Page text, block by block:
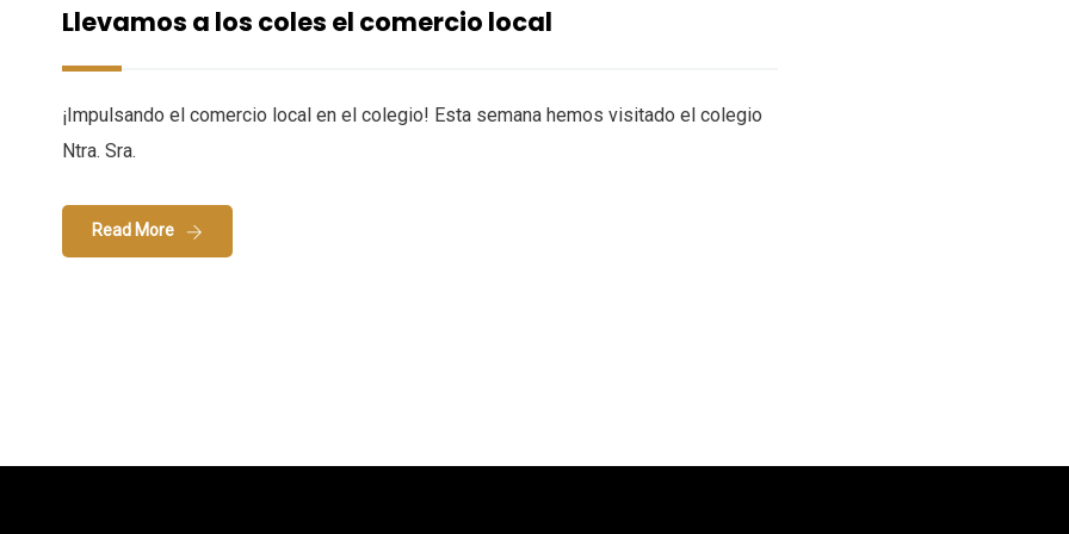
Llevamos a los coles el comercio local
¡Impulsando el comercio local en el colegio! Esta semana hemos visitado el colegio
Ntra. Sra.
Read More